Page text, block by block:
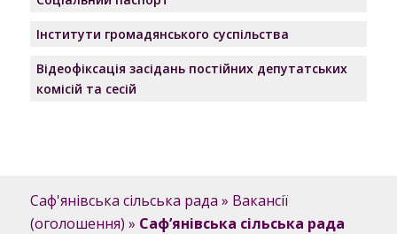
Інститути громадянського суспільства
Відеофіксація засідань постійних депутатських
комісій та сесій
Саф'янівська сільська рада » Вакансії
(оголошення) » Саф’янівська сільська рада